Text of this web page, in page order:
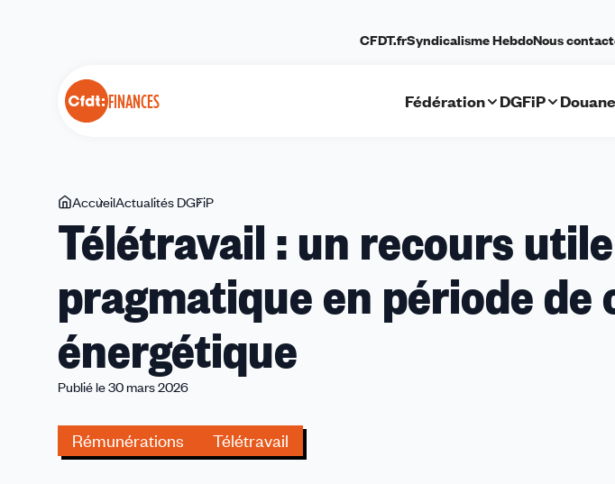
FINANCES
CFDT.frSyndicalisme HebdoNous
Fédération DGFiP Douane
Vous
êtes
AccueilActualités DGFiP
:
un
recours
utile
pragmatique
en
crise
énergétique
Télétravail : un recours
pragmatique en période de
énergétique
Publié le 30 mars 2026
Rémunérations Télétravail